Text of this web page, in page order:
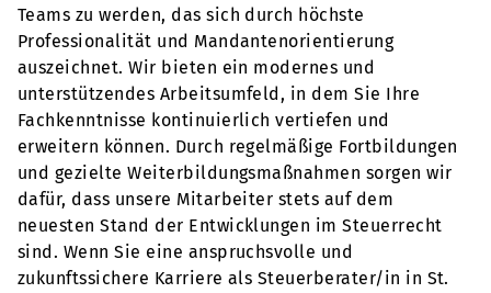
Teams zu werden, das sich durch höchste
Professionalität und Mandantenorientierung
auszeichnet. Wir bieten ein modernes und
unterstützendes Arbeitsumfeld, in dem Sie Ihre
Fachkenntnisse kontinuierlich vertiefen und
erweitern können. Durch regelmäßige Fortbildungen
und gezielte Weiterbildungsmaßnahmen sorgen wir
dafür, dass unsere Mitarbeiter stets auf dem
neuesten Stand der Entwicklungen im Steuerrecht
sind. Wenn Sie eine anspruchsvolle und
zukunftssichere Karriere als Steuerberater/in in St.